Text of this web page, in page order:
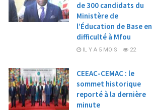
de 300 candidats du
Ministère de
l’Éducation de Base en
difficulté à Mfou
IL Y A 5 MOIS 22
CEEAC-CEMAC : le
sommet historique
reporté à la dernière
minute